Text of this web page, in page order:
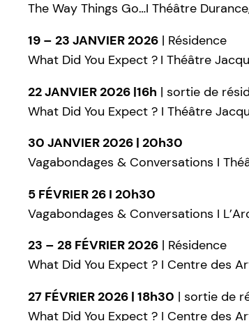
The Way Things Go…I Théâtre
19 – 23 JANVIER 2026 | Résidence
What Did You Expect ? I Théâtre
22 JANVIER 2026 |16h | sortie de
What Did You Expect ? I Théâtre
30 JANVIER 2026 | 20h30
Vagabondages & Conversations I
5 FÉVRIER 26 I 20h30
Vagabondages & Conversations I
23 – 28 FÉVRIER 2026 | Résidence
What Did You Expect ? I Centre des
27 FÉVRIER 2026 | 18h30 | sortie de
What Did You Expect ? I Centre des